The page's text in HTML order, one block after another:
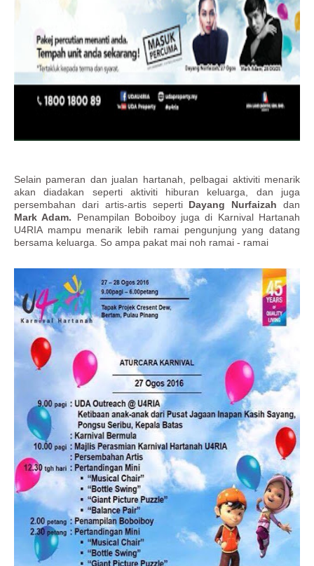
Selain pameran dan jualan hartanah, pelbagai aktiviti menarik
akan diadakan seperti aktiviti hiburan keluarga, dan juga
persembahan dari artis-artis seperti Dayang Nurfaizah dan
Mark Adam. Penampilan Boboiboy juga di Karnival Hartanah
U4RIA mampu menarik lebih ramai pengunjung yang datang
bersama keluarga. So ampa pakat mai noh ramai - ramai